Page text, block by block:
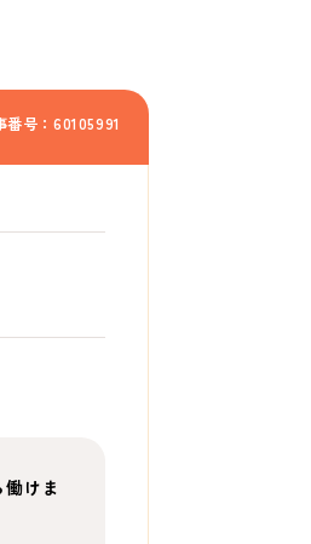
番号：60105991
けま